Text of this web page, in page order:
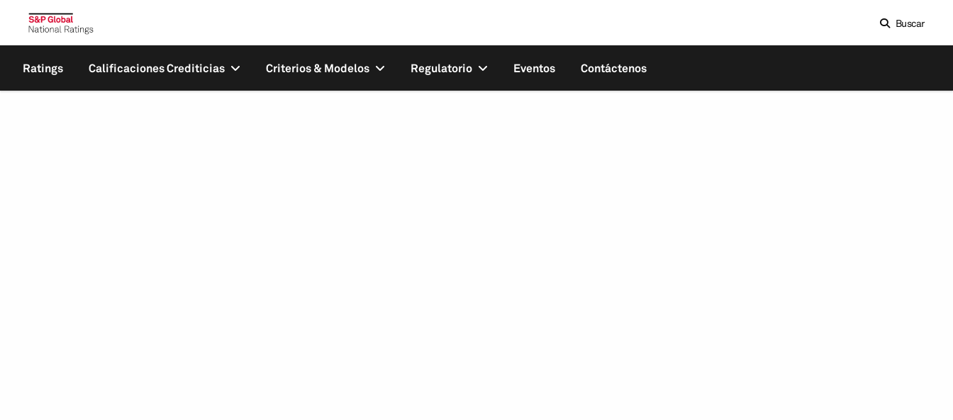
Buscar
Ratings Calificaciones Crediticias Criterios & Modelos Regulatorio Eventos Contáctenos